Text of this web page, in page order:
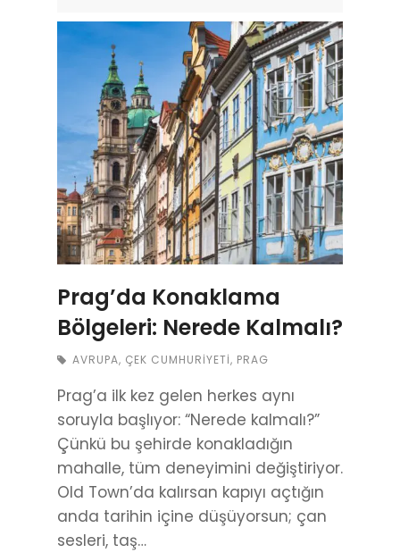
Prag’da Konaklama
Bölgeleri: Nerede Kalmalı?
AVRUPA, ÇEK CUMHURIYETI, PRAG
Prag’a ilk kez gelen herkes aynı
soruyla başlıyor: “Nerede kalmalı?”
Çünkü bu şehirde konakladığın
mahalle, tüm deneyimini değiştiriyor.
Old Town’da kalırsan kapıyı açtığın
anda tarihin içine düşüyorsun; çan
sesleri, taş…